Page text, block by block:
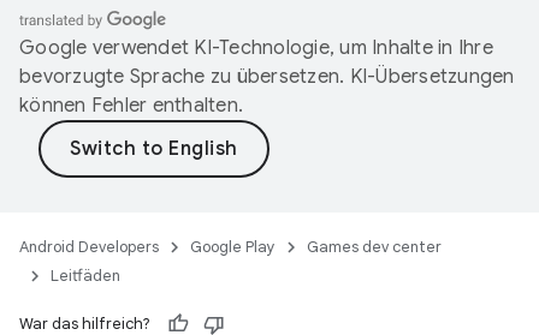
Google verwendet KI-Technologie, um Inhalte in Ihre
bevorzugte Sprache zu übersetzen. KI-Übersetzungen
können Fehler enthalten.
Android Developers Google Play
Games dev center
Leitfäden
War das hilfreich?